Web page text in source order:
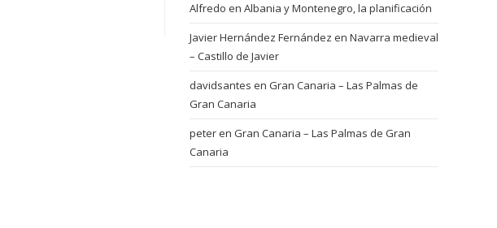
Alfredo en Albania y Montenegro, la planificación
Javier Hernández Fernández en Navarra medieval
– Castillo de Javier
davidsantes en Gran Canaria – Las Palmas de
Gran Canaria
peteren Gran Canaria – Las Palmas de Gran
Canaria